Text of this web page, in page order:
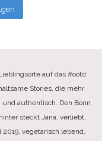
auf das #ootd.
Stories, die mehr
authentisch. Den Bonn
steckt Jana, verliebt,
vegetarisch lebend,